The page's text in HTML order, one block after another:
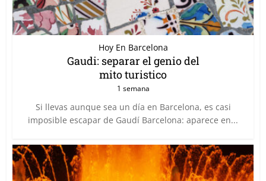
Hoy En Barcelona
Gaudi: separar el genio del
mito turistico
1 semana
Si llevas aunque sea un día en Barcelona, es casi
imposible escapar de Gaudí Barcelona: aparece en...